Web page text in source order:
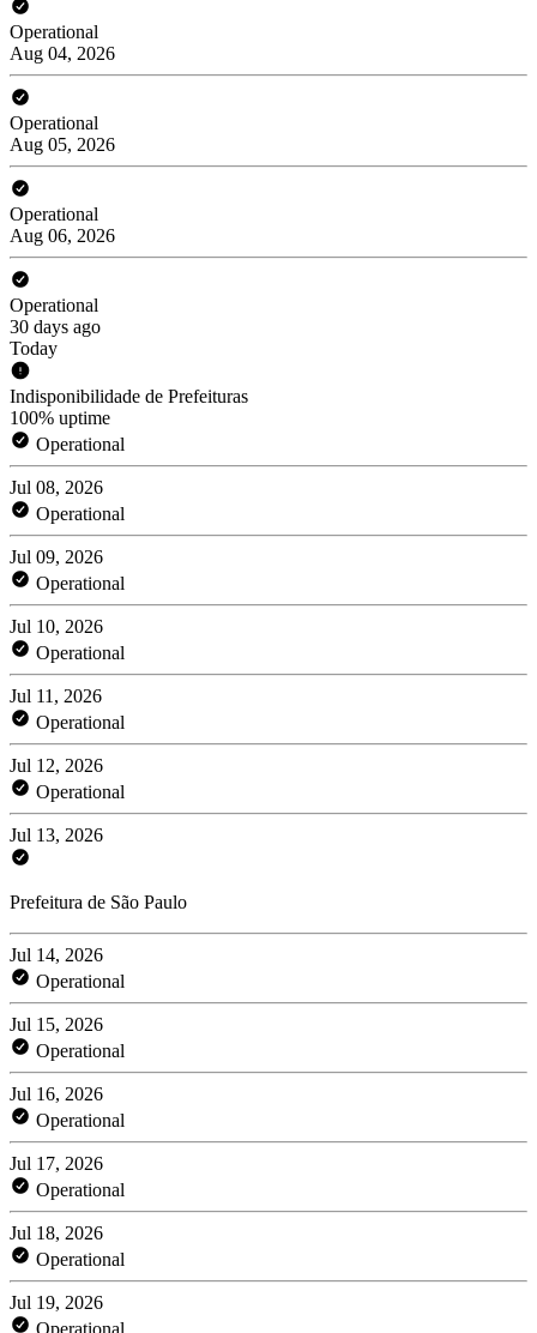
Operational
Aug 04, 2026
Operational
Aug 05, 2026
Operational
Aug 06, 2026
Operational
30 days ago
Today
Indisponibilidade de Prefeituras
100% uptime
Operational
Jul 08, 2026
Operational
Jul 09, 2026
Operational
Jul 10, 2026
Operational
Jul 11, 2026
Operational
Jul 12, 2026
Operational
Jul 13, 2026
Prefeitura de São Paulo
Jul 14, 2026
Operational
Jul 15, 2026
Operational
Jul 16, 2026
Operational
Jul 17, 2026
Operational
Jul 18, 2026
Operational
Jul 19, 2026
Operational